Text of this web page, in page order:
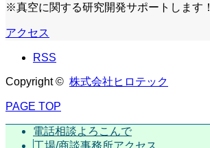
※真空に関する研究開発サポートします！
アクセス
RSS
Copyright © 株式会社ヒロテック
PAGE TOP
電話相談よろこんで
工場/商談事務所アクセス